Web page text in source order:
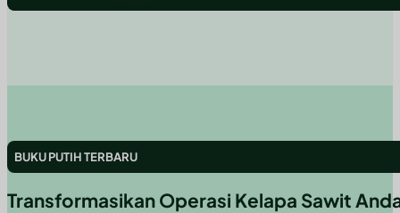
BUKU PUTIH TERBARU
Transformasikan Operasi Kelapa Sawit